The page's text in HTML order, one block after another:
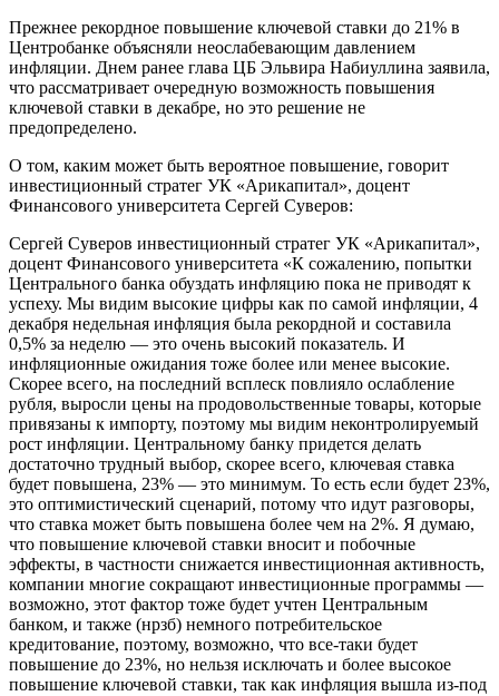
Прежнее рекордное повышение ключевой ставки до 21% в
Центробанке объясняли неослабевающим давлением
инфляции. Днем ранее глава ЦБ Эльвира Набиуллина заявила,
что рассматривает очередную возможность повышения
ключевой ставки в декабре, но это решение не
предопределено.
О том, каким может быть вероятное повышение, говорит
инвестиционный стратег УК «Арикапитал», доцент
Финансового университета Сергей Суверов:
Сергей Суверов инвестиционный стратег УК «Арикапитал»,
доцент Финансового университета «К сожалению, попытки
Центрального банка обуздать инфляцию пока не приводят к
успеху. Мы видим высокие цифры как по самой инфляции, 4
декабря недельная инфляция была рекордной и составила
0,5% за неделю — это очень высокий показатель. И
инфляционные ожидания тоже более или менее высокие.
Скорее всего, на последний всплеск повлияло ослабление
рубля, выросли цены на продовольственные товары, которые
привязаны к импорту, поэтому мы видим неконтролируемый
рост инфляции. Центральному банку придется делать
достаточно трудный выбор, скорее всего, ключевая ставка
будет повышена, 23% — это минимум. То есть если будет 23%,
это оптимистический сценарий, потому что идут разговоры,
что ставка может быть повышена более чем на 2%. Я думаю,
что повышение ключевой ставки вносит и побочные
эффекты, в частности снижается инвестиционная активность,
компании многие сокращают инвестиционные программы —
возможно, этот фактор тоже будет учтен Центральным
банком, и также (нрзб) немного потребительское
кредитование, поэтому, возможно, что все-таки будет
повышение до 23%, но нельзя исключать и более высокое
повышение ключевой ставки, так как инфляция вышла из-под